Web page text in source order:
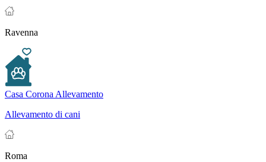
Ravenna
Casa Corona Allevamento
Allevamento di cani
Roma